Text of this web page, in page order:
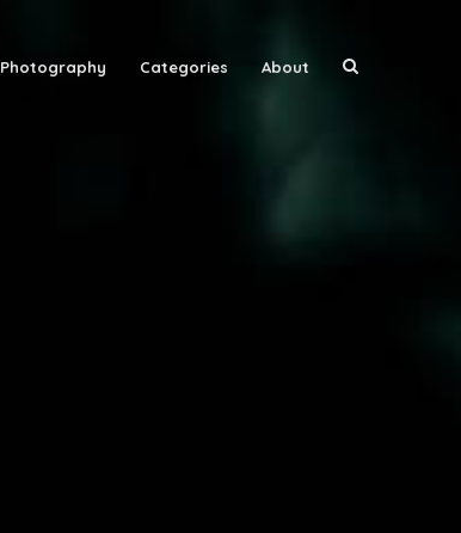
Photography Categories About